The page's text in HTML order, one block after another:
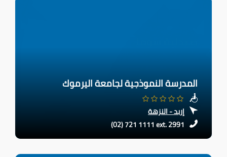
المدرسة النموذجية لجامعة اليرموك
إربد - النزهة
(02) 721 1111 ext. 2991